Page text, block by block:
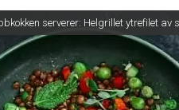
serverer: Helgrillet ytrefilet av